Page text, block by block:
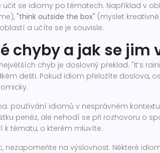
učit se idiomy po tématech. Například v
"think outside the box" (myslet
a učíte se je souvisle.
chyby a jak se jim
chyb je doslovný překlad. "It’s
dešti. Pokud idiom přeložíte doslova,
používání idiomů v nesprávném
peněz, ale nehodí se při rozhovoru o
k tématu, o kterém mluvíte.
nezapomeňte na výslovnost. Některé